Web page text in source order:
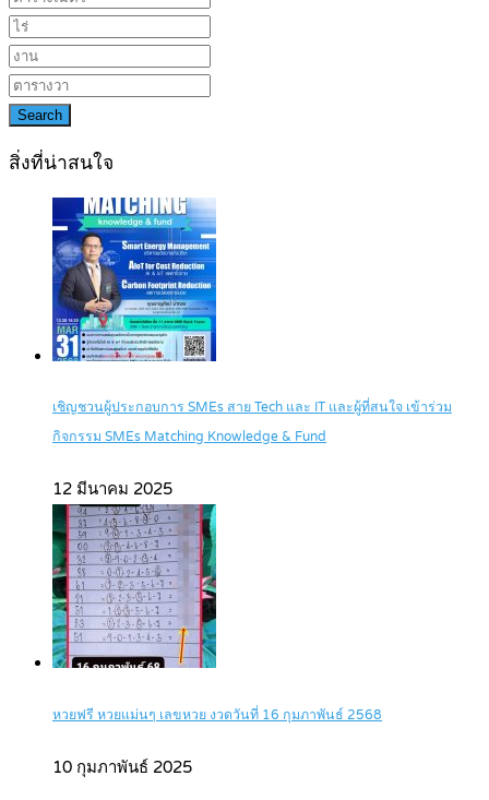
Search
สิ่งที่น่าสนใจ
เชิญชวนผู้ประกอบการ SMEs สาย Tech และ IT และผู้ที่สนใจ เข้าร่วม
กิจกรรม SMEs Matching Knowledge & Fund
12 มีนาคม 2025
หวยฟรี หวยแม่นๆ เลขหวย งวดวันที่ 16 กุมภาพันธ์ 2568
10 กุมภาพันธ์ 2025